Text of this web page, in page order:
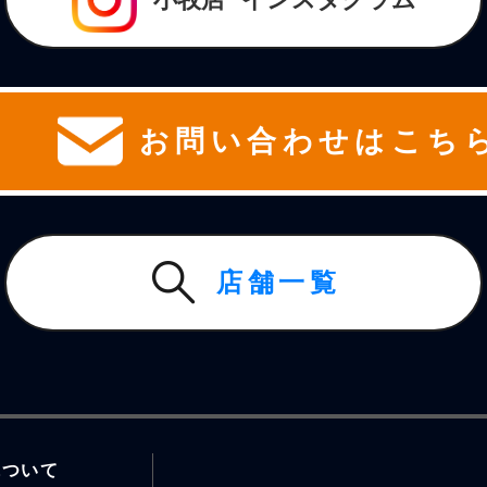
お問い合わせはこち
店舗一覧
いて